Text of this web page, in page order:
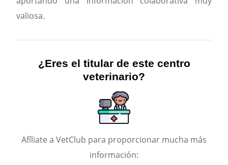
valiosa.
¿Eres el titular de este centro
veterinario?
Afíliate a VetClub para proporcionar mucha más
información: